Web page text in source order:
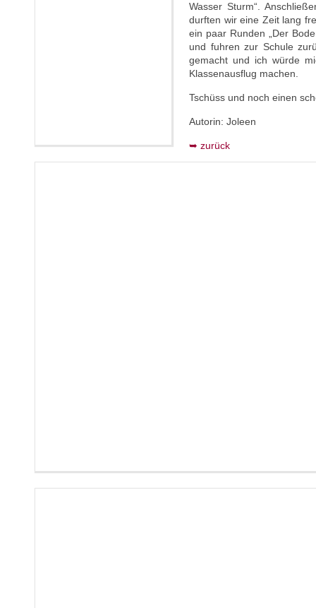
Wasser Sturm“.
durften wir eine Zeit lang
ein paar Runden „Der
und fuhren zur Schule
gemacht und ich würde
Klassenausflug machen.
Tschüss und noch einen
Autorin: Joleen
zurück